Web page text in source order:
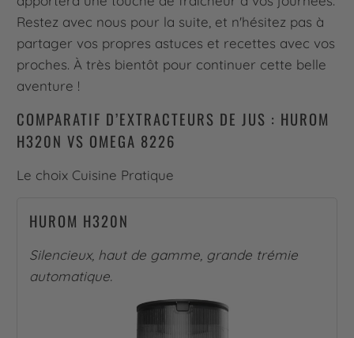
Restez avec nous pour la suite, et n'hésitez pas à
partager vos propres astuces et recettes avec vos
proches. À très bientôt pour continuer cette belle
aventure !
COMPARATIF D’EXTRACTEURS DE JUS : HUROM
H320N VS OMEGA 8226
Le choix Cuisine Pratique
HUROM H320N
Silencieux, haut de gamme, grande trémie
automatique.